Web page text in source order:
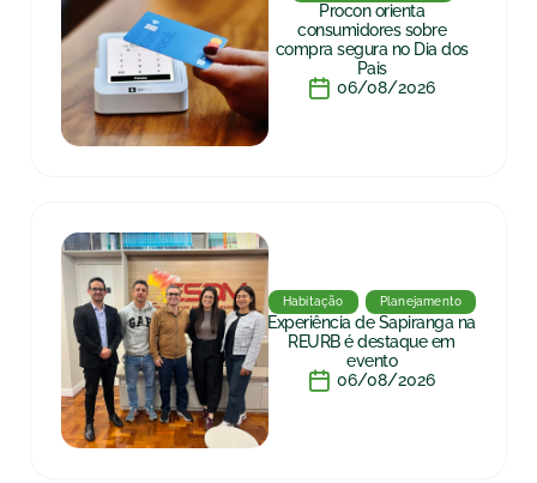
Procon orienta
consumidores sobre
compra segura no Dia dos
Pais
06/08/2026
Habitação Planejamento
Experiência de Sapiranga na
REURB é destaque em
evento
06/08/2026